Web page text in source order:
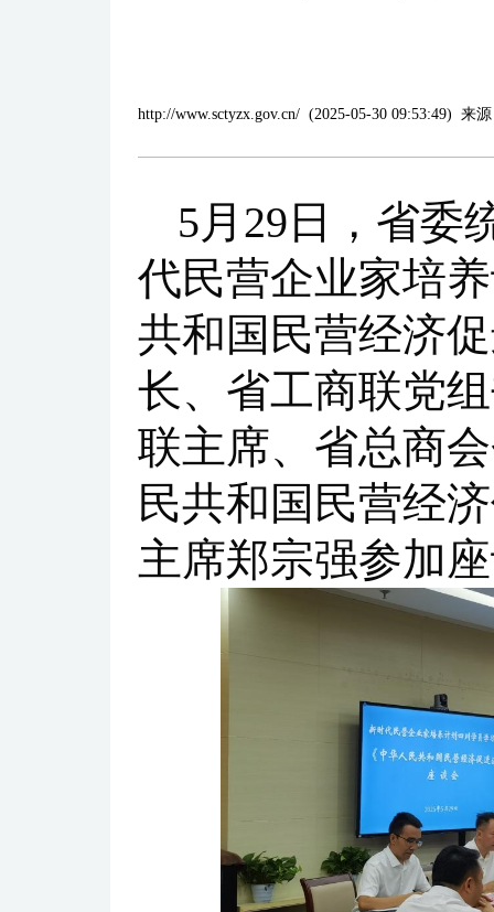
http://www.sctyzx.gov.cn/ (2025-05-30 09:53:49) 来
5月29日，省委
代民营企业家培
共和国民营经济
长、省工商联党
联主席、省总商
民共和国民营经
主席郑宗强参加